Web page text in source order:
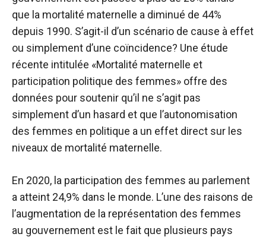
que la mortalité maternelle a diminué de 44%
depuis 1990. S’agit-il d’un scénario de cause à effet
ou simplement d’une coïncidence? Une étude
récente intitulée «Mortalité maternelle et
participation politique des femmes» offre des
données pour soutenir qu’il ne s’agit pas
simplement d’un hasard et que l’autonomisation
des femmes en politique a un effet direct sur les
niveaux de mortalité maternelle.
En 2020, la participation des femmes au parlement
a atteint 24,9% dans le monde. L’une des raisons de
l’augmentation de la représentation des femmes
au gouvernement est le fait que plusieurs pays